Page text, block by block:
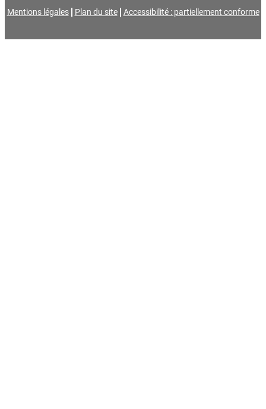
Mentions légales Plan du site Accessibilité : partiellement conforme